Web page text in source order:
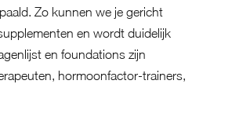
Zo kunnen we je gericht
en wordt duidelijk
en foundations zijn
hormoonfactor-trainers,